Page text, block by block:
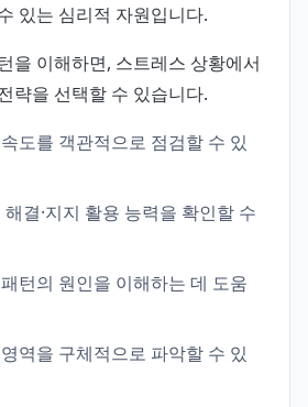
있는 심리적 자원입니다.
을 이해하면, 스트레스 상황에서
략을 선택할 수 있습니다.
도를 객관적으로 점검할 수 있
해결·지지 활용 능력을 확인할 수
턴의 원인을 이해하는 데 도움
역을 구체적으로 파악할 수 있